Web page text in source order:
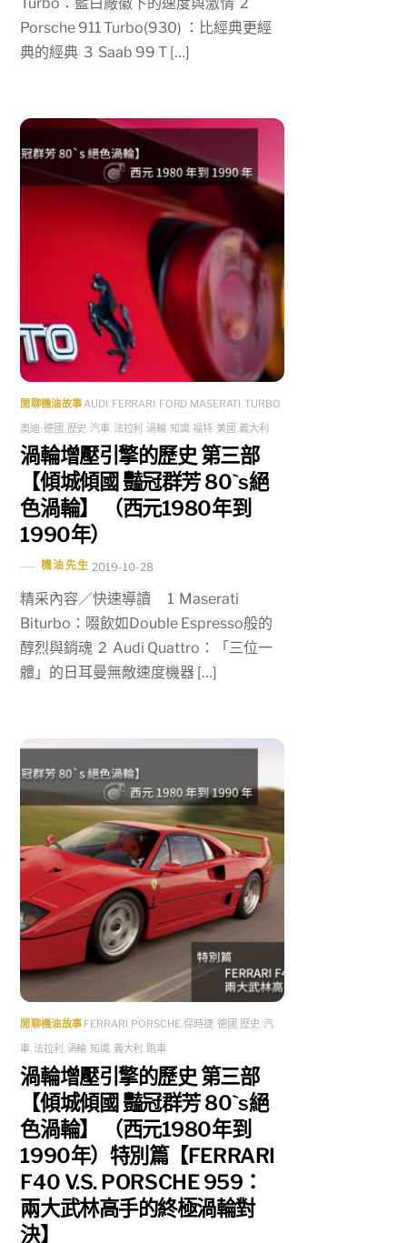
Porsche 911 Turbo(930) ：比經典更經
典的經典 3 Saab 99 T […]
閒聊機油故事AUDI, FERRARI, FORD, MASERATI, TURBO,
奧迪,德國 , 歷史, 汽車, 法拉利 , 渦輪,知識,福特, 美國 ,義大利
渦輪增壓引擎的歷史 第三部
【傾城傾國 豔冠群芳 80`s絕
色渦輪】 （西元1980年到
1990年）
機油先生 2019-10-28
精采內容／快速導讀 1 Maserati
Biturbo：啜飲如Double Espresso般的
醇烈與銷魂 2 Audi Quattro：「三位一
體」的日耳曼無敵速度機器 […]
閒聊機油故事 FERRARI,PORSCHE,保時捷,德國 , 歷史, 汽
車, 法拉利 , 渦輪,知識, 義大利 ,跑車
渦輪增壓引擎的歷史 第三部
【傾城傾國 豔冠群芳 80`s絕
色渦輪】 （西元1980年到
1990年）特別篇【FERRARI
F40 V.S. PORSCHE 959：
兩大武林高手的終極渦輪對
決】